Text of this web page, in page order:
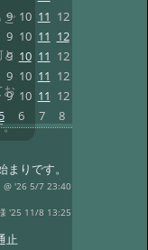
ご
お
。
9 10 11 12
9 10 11 12
9 10 11 12
9 10 11 12
9 10 11 12
5 6 7 8
りです。
@ '26 5/7 23:40
'25 11/8 13:25
止